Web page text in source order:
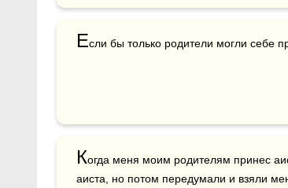
Если бы только родители могли себе
Когда меня моим родителям принес
аиста, но потом передумали и взяли